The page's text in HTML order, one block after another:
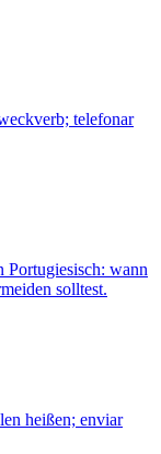
telefonar
Portugiesisch: wann
solltest.
heißen; enviar